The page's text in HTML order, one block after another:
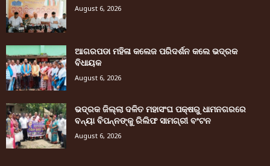
August 6, 2026
ଆଗରପଡା ମହିଳା କଲେଜ ପରିଦର୍ଶନ କଲେ ଭଦ୍ରକ
ବିଧାୟକ
August 6, 2026
ଭଦ୍ରକ ଜିଲ୍ଲା ଦଳିତ ମହାସଂଘ ପକ୍ଷରୁ ଧାମନଗରରେ
ବନ୍ୟା ବିପନ୍ନଙ୍କୁ ରିଲିଫ ସାମଗ୍ରୀ ବଂଟନ
August 6, 2026